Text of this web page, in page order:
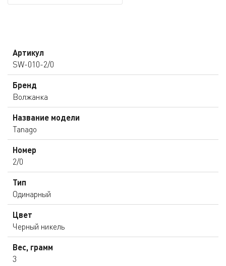
Артикул
SW-010-2/0
Бренд
Волжанка
Название модели
Tanago
Номер
2/0
Тип
Одинарный
Цвет
Черный никель
Вес, грамм
3